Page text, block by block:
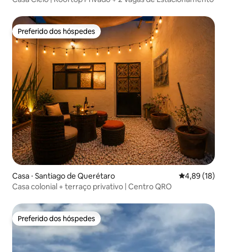
Preferido dos hóspedes
Preferido dos hóspedes
Casa ⋅ Santiago de Querétaro 4,89 de uma
4,89 (18)
Casa colonial + terraço privativo | Centro QRO
Preferido dos hóspedes
Preferido dos hóspedes